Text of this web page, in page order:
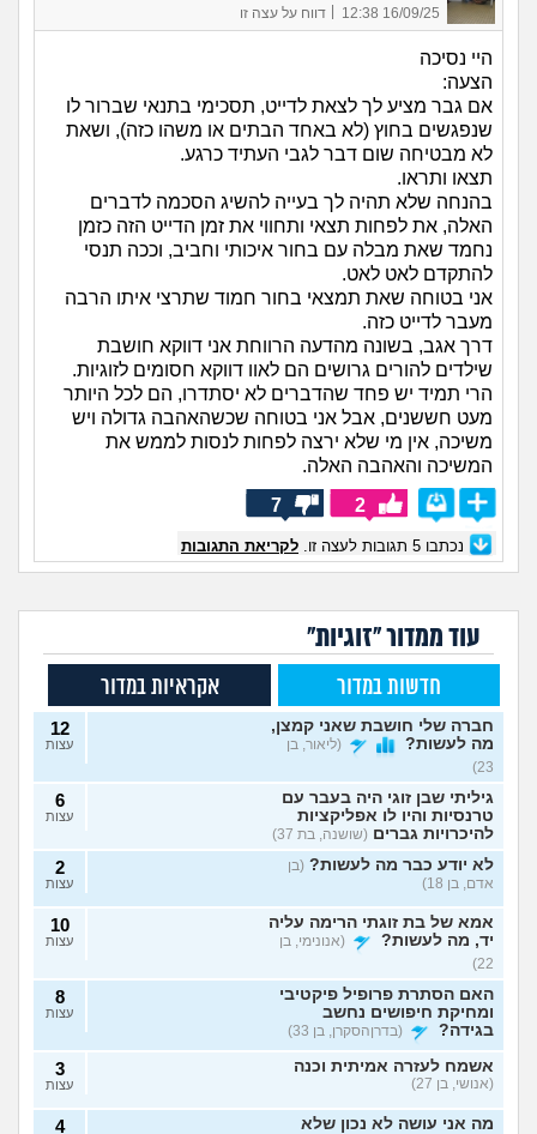
16/09/25 12:38
| דווח על עצה זו
היי נסיכה
הצעה:
אם גבר מציע לך לצאת לדייט, תסכימי בתנאי שברור לו
שנפגשים בחוץ (לא באחד הבתים או משהו כזה), ושאת
לא מבטיחה שום דבר לגבי העתיד כרגע.
תצאו ותראו.
בהנחה שלא תהיה לך בעייה להשיג הסכמה לדברים
האלה, את לפחות תצאי ותחווי את זמן הדייט הזה כזמן
נחמד שאת מבלה עם בחור איכותי וחביב, וככה תנסי
להתקדם לאט לאט.
אני בטוחה שאת תמצאי בחור חמוד שתרצי איתו הרבה
מעבר לדייט כזה.
דרך אגב, בשונה מהדעה הרווחת אני דווקא חושבת
שילדים להורים גרושים הם לאוו דווקא חסומים לזוגיות.
הרי תמיד יש פחד שהדברים לא יסתדרו, הם לכל היותר
מעט חששנים, אבל אני בטוחה שכשהאהבה גדולה ויש
משיכה, אין מי שלא ירצה לפחות לנסות לממש את
המשיכה והאהבה האלה.
2
7
נכתבו 5 תגובות לעצה זו. לקריאת התגובות
עוד ממדור "זוגיות"
חדשות במדור אקראיות במדור
חברה שלי חושבת שאני קמצן,
מה לעשות?
(ליאור, בן
23)
12
עצות
גיליתי שבן זוגי היה בעבר עם
טרנסיות והיו לו אפליקציות
להיכרויות גברים (שושנה, בת 37)
6
עצות
לא יודע כבר מה לעשות? (בן
אדם, בן 18)
2
עצות
אמא של בת זוגתי הרימה עליה
יד, מה לעשות?
(אנונימי, בן
22)
10
עצות
האם הסתרת פרופיל פיקטיבי
ומחיקת חיפושים נחשב
בגידה?
(בדרןהסקרן, בן 33)
8
עצות
אשמח לעזרה אמיתית וכנה
(אנושי, בן 27)
3
עצות
מה אני עושה לא נכון שלא
4